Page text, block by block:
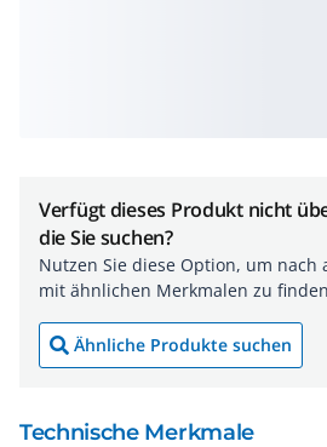
Verfügt dieses Produkt nicht
die Sie suchen?
Nutzen Sie diese Option, um nach
mit ähnlichen Merkmalen zu
Ähnliche Produkte suchen
Technische Merkmale